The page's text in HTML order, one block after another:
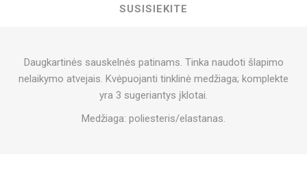
SUSISIEKITE
Daugkartinės sauskelnės patinams. Tinka naudoti šlapimo
nelaikymo atvejais. Kvėpuojanti tinklinė medžiaga; komplekte
yra 3 sugeriantys įklotai.
Medžiaga: poliesteris/elastanas.